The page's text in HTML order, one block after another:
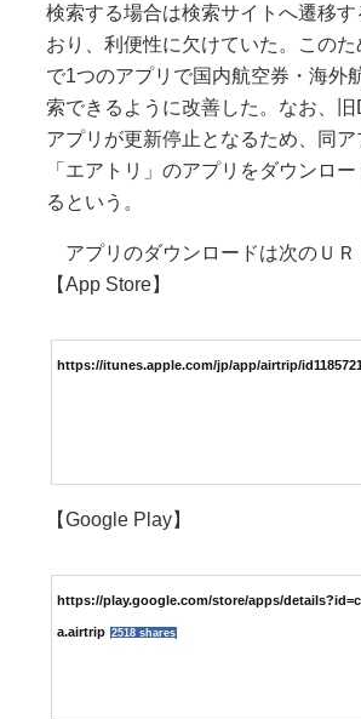
検索する場合は検索サイトへ遷移す
おり、利便性に欠けていた。この
で1つのアプリで国内航空券・海外
索できるように改善した。なお、
アプリが更新停止となるため、同
「エアトリ」のアプリをダウンロ
るという。
アプリのダウンロードは次のＵＲ
【App Store】
https://itunes.apple.com/jp/app/airtrip/
【Google Play】
https://play.google.com/store/apps/
a.airtrip 2518 shares